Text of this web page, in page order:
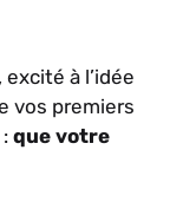
à l’idée
vos premiers
que votre